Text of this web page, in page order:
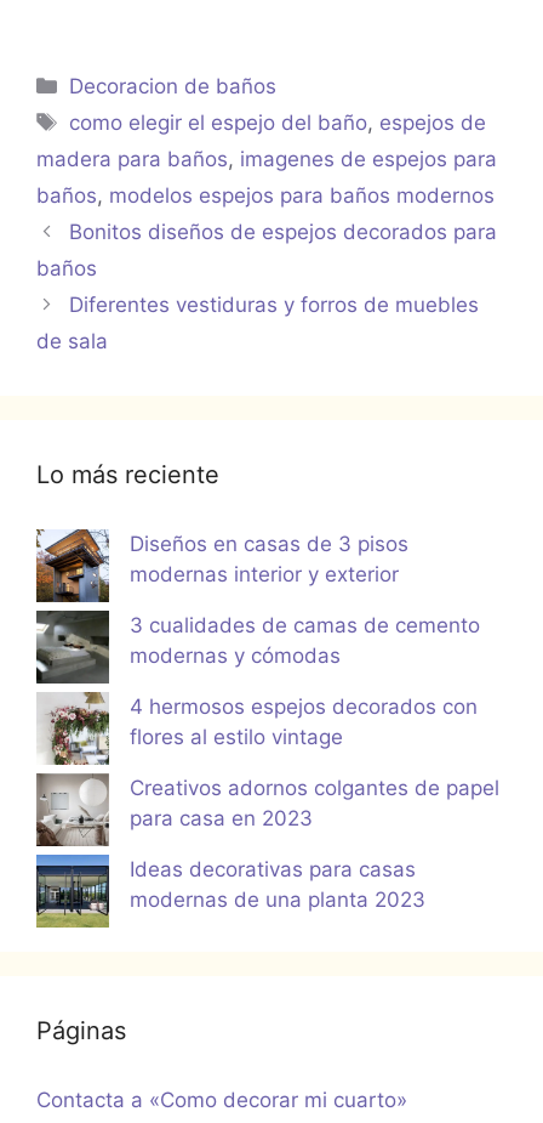
Categorías
Decoracion de baños
Etiquetas
como elegir el espejo del baño, espejos de
madera para baños, imagenes de espejos para
baños, modelos espejos para baños modernos
Bonitos diseños de espejos decorados para
baños
Diferentes vestiduras y forros de muebles
de sala
Lo más reciente
Diseños en casas de 3 pisos
modernas interior y exterior
3 cualidades de camas de cemento
modernas y cómodas
4 hermosos espejos decorados con
flores al estilo vintage
Creativos adornos colgantes de papel
para casa en 2023
Ideas decorativas para casas
modernas de una planta 2023
Páginas
Contacta a «Como decorar mi cuarto»